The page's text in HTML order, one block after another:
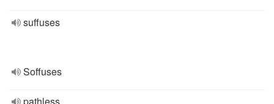
suffuses
Soffuses